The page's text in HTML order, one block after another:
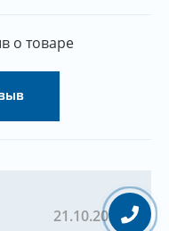
о товаре
21.10.2021